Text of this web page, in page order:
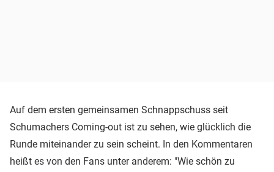
Auf dem ersten gemeinsamen Schnappschuss seit
Schumachers Coming-out ist zu sehen, wie glücklich die
Runde miteinander zu sein scheint. In den Kommentaren
heißt es von den Fans unter anderem: "Wie schön zu